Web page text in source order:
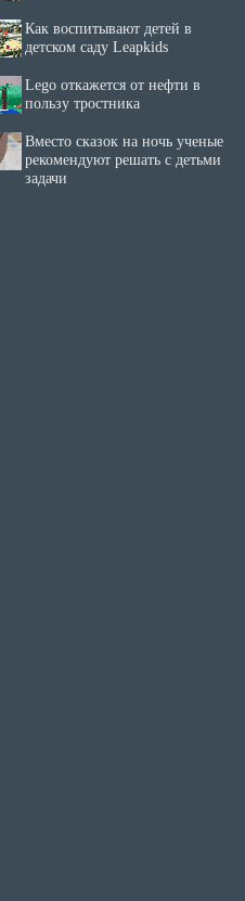
Как воспитывают детей в
детском саду Leapkids
Lego откажется от нефти в
пользу тростника
Вместо сказок на ночь ученые
рекомендуют решать с детьми
задачи